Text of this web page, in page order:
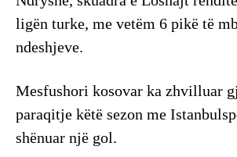
ligën turke, me vetëm 6 pikë të
ndeshjeve.
Mesfushori kosovar ka zhvilluar
paraqitje këtë sezon me
shënuar një gol.